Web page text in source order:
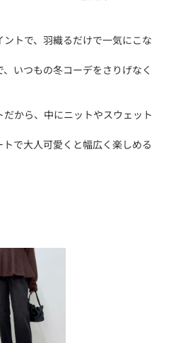
トで、羽織るだけで一気にこな
いつもの冬コーデをさりげなく
から、中にニットやスウェット
で大人可愛くと幅広く楽しめる